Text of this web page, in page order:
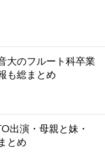
大のフルート科卒業
も総まとめ
出演・母親と妹・
とめ